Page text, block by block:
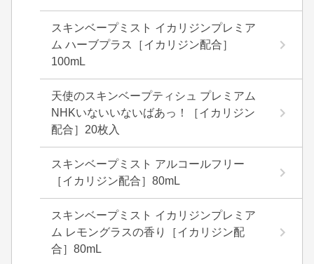
スキンベープミスト イカリジンプレミア
ム ハーブプラス［イカリジン配合］
100mL
天使のスキンベープティシュ プレミアム
NHKいないいないばあっ！［イカリジン
配合］20枚入
スキンベープミスト アルコールフリー
［イカリジン配合］80mL
スキンベープミスト イカリジンプレミア
ム レモングラスの香り［イカリジン配
合］80mL